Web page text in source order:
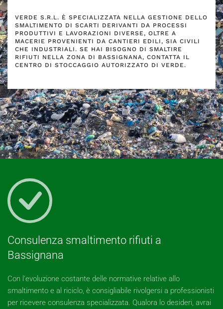
VERDE S.R.L. È SPECIALIZZATA NELLA GESTIONE DELLO
SMALTIMENTO DI SCARTI DERIVANTI DA PROCESSI
PRODUTTIVI E LAVORAZIONI DIVERSE, OLTRE A
MACERIE PROVENIENTI DA CANTIERI EDILI, SIA CIVILI
CHE INDUSTRIALI. SE HAI BISOGNO DI SMALTIRE
RIFIUTI NELLA ZONA DI BASSIGNANA, CONTATTA IL
CENTRO DI STOCCAGGIO AUTORIZZATO DI VERDE.
Consulenza smaltimento rifiuti a
Bassignana
Con l'evoluzione costante delle normative relative allo
smaltimento e al riciclo, è consigliabile rivolgersi a professionisti
per ricevere consulenza specializzata. Qualora lo desideri, avrai